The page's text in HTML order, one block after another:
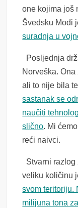
one kojima još
Švedsku Modi
suradnja u
Posljednja
Norveška.
ali to nije bila
sastanak se
naučiti
slično. Mi
reći naivci.
Stvarni
veliku količinu
svom teritoriju.
milijuna tona